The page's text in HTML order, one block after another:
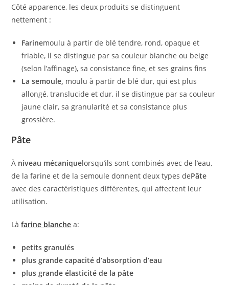
Côté apparence, les deux produits se distinguent
nettement :
Farinemoulu à partir de blé tendre, rond, opaque et
friable, il se distingue par sa couleur blanche ou beige
(selon l’affinage), sa consistance fine, et ses grains fins
La semoule, moulu à partir de blé dur, qui est plus
allongé, translucide et dur, il se distingue par sa couleur
jaune clair, sa granularité et sa consistance plus
grossière.
Pâte
À niveau mécaniquelorsqu’ils sont combinés avec de l’eau,
de la farine et de la semoule donnent deux types dePâte
avec des caractéristiques différentes, qui affectent leur
utilisation.
Làfarine blanche a:
petits granulés
plus grande capacité d’absorption d’eau
plus grande élasticité de la pâte